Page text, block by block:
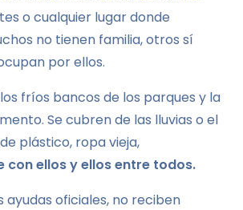
o cualquier lugar donde
no tienen familia, otros sí
por ellos.
fríos bancos de los parques y la
Se cubren de las lluvias o el
plástico, ropa vieja,
con ellos y ellos entre todos.
ayudas oficiales, no reciben